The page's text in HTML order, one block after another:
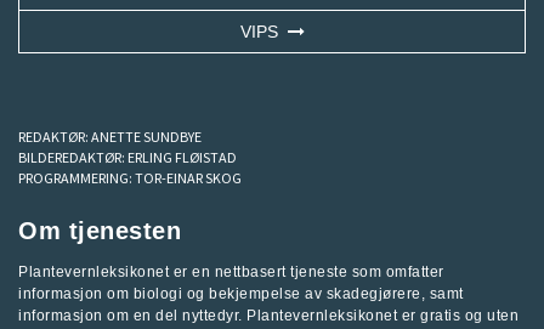
VIPS
REDAKTØR: ANETTE SUNDBYE
BILDEREDAKTØR: ERLING FLØISTAD
PROGRAMMERING: TOR-EINAR SKOG
Om tjenesten
Plantevernleksikonet er en nettbasert tjeneste som omfatter
informasjon om biologi og bekjempelse av skadegjørere, samt
informasjon om en del nyttedyr. Plantevernleksikonet er gratis og uten